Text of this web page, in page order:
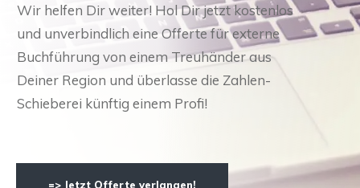
Wir helfen Dir weiter! Hol Dir jetzt kostenlos
und unverbindlich eine Offerte für externe
Buchführung von einem Treuhänder aus
Deiner Region und überlasse die Zahlen-
Schieberei künftig einem Profi!
=> Jetzt Offerte verlangen!